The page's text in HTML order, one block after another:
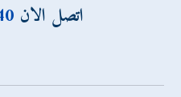
اتصل الان